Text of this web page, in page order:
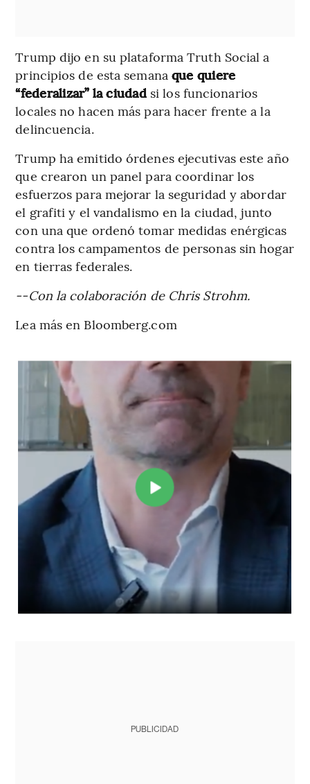
Trump dijo en su plataforma Truth Social a
principios de esta semana que quiere
“federalizar” la ciudadsi los funcionarios
locales no hacen más para hacer frente a la
delincuencia.
Trump ha emitido órdenes ejecutivas este año
que crearon un panel para coordinar los
esfuerzos para mejorar la seguridad y abordar
el grafiti y el vandalismo en la ciudad, junto
con una que ordenó tomar medidas enérgicas
contra los campamentos de personas sin hogar
en tierras federales.
--Con la colaboración de Chris Strohm.
Lea más en Bloomberg.com
PUBLICIDAD